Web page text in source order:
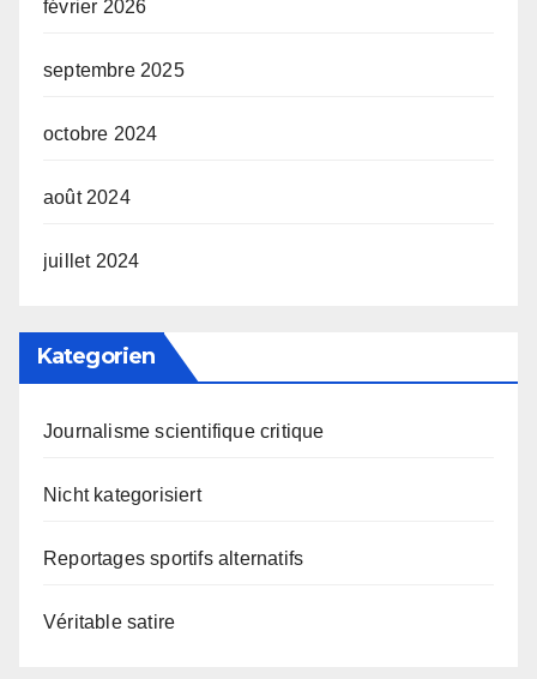
février 2026
septembre 2025
octobre 2024
août 2024
juillet 2024
Kategorien
Journalisme scientifique critique
Nicht kategorisiert
Reportages sportifs alternatifs
Véritable satire